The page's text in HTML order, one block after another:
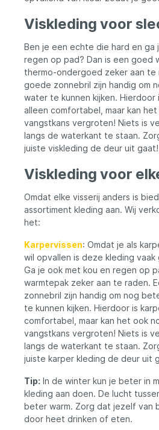
met veel opbergruimte,
boorden aan de mouwen.
aan deze jas is de iets
waardoor je deze met een
of zelfs zonder waadbroek
De waterdichte regenjas
gewicht en geschikt voor
toepassingen in zoet- en
is voorzien van een 3-
bestaat uit polyurethaan en
microscopische poriën
waterdamp naar buiten
zorgt voor beter comfort,
overtollige
afgevoerd. Het product
door mensen die op zoek
bescherming tegen weer en
outdoorjas "Kenai" Combineert uitstekende
eigenschappen van een
een klassieke waadjas.
waadbroek. Waterdichte regenjas "Kenai"
met lichtgewicht design Microscopische
poriën laten waterdamp
blokkeren vloeibaar water.
comfort bij diverse
en functioneel:
"Kenai" Uitneembare fleecevoering met 3
binnenzakken voor extra
droog en warm in alle
Legendfossil OutdoorJack
waterdicht en winddicht,
weer. Met gelaste naden en waterdichte
ritsen blijf je droog, zelfs
Dankzij het 3-laags
Viskleding voor
Ben je een echte die hard en ga
regen op pad? Dan is een goed
thermo-ondergoed zeker aan te
goede zonnebril zijn handig om
water te kunnen kijken. Hierdoor
alleen comfortabel, maar kan
vangstkans vergroten! Niets is
langs de waterkant te staan.
juiste viskleding de deur uit gaat!
Viskleding voor
Omdat elke visserij anders is
assortiment kleding aan. Wij
het:
Karpervissen: Omdat je als
wil opvallen is deze kleding
Ga je ook met kou en regen op
warmtepak zeker aan te raden.
zonnebril zijn handig om nog
te kunnen kijken. Hierdoor is
comfortabel, maar kan het ook
vangstkans vergroten! Niets is
langs de waterkant te staan.
juiste karper kleding de deur uit
Tip: In de winter kun je beter in
kleding aan doen. De lucht
beter warm. Zorg dat jezelf van
door heet drinken of eten.